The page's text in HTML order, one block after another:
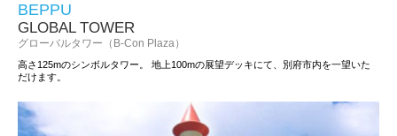
BEPPU
GLOBAL TOWER
グローバルタワー（B-Con Plaza）
高さ125mのシンボルタワー。
地上100mの展望デッキにて、別府市内を一望いた
だけます。